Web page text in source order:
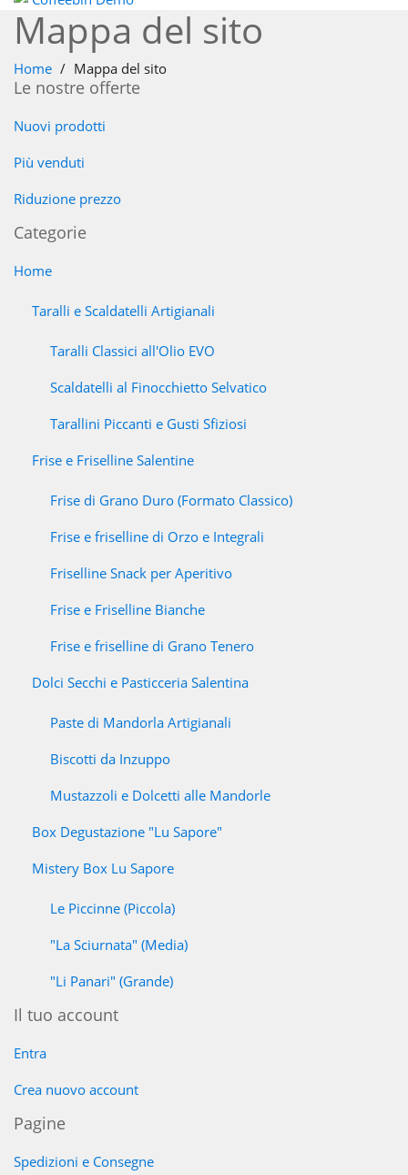
Mappa del sito
Home Mappa del sito
Le nostre offerte
Nuovi prodotti
Più venduti
Riduzione prezzo
Categorie
Home
Taralli e Scaldatelli Artigianali
Taralli Classici all'Olio EVO
Scaldatelli al Finocchietto Selvatico
Tarallini Piccanti e Gusti Sfiziosi
Frise e Friselline Salentine
Frise di Grano Duro (Formato Classico)
Frise e friselline di Orzo e Integrali
Friselline Snack per Aperitivo
Frise e Friselline Bianche
Frise e friselline di Grano Tenero
Dolci Secchi e Pasticceria Salentina
Paste di Mandorla Artigianali
Biscotti da Inzuppo
Mustazzoli e Dolcetti alle Mandorle
Box Degustazione "Lu Sapore"
Mistery Box Lu Sapore
Le Piccinne (Piccola)
"La Sciurnata" (Media)
"Li Panari" (Grande)
Il tuo account
Entra
Crea nuovo account
Pagine
Spedizioni e Consegne